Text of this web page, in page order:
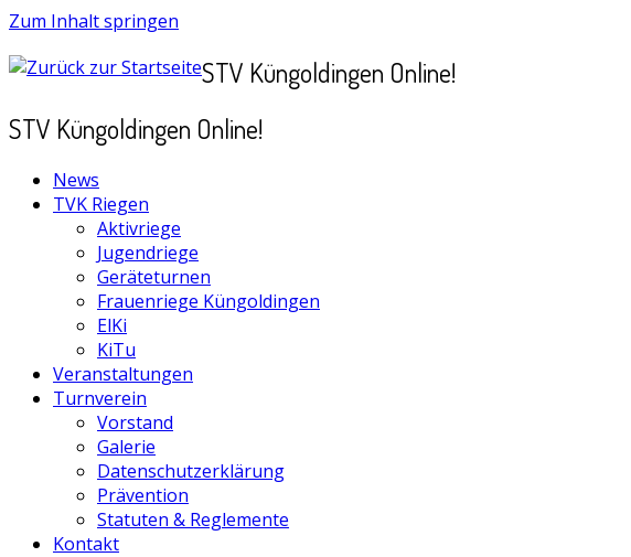
Zum Inhalt springen
STV Küngoldingen Online!
STV Küngoldingen Online!
News
TVK Riegen
Aktivriege
Jugendriege
Geräteturnen
Frauenriege Küngoldingen
ElKi
KiTu
Veranstaltungen
Turnverein
Vorstand
Galerie
Datenschutzerklärung
Prävention
Statuten & Reglemente
Kontakt